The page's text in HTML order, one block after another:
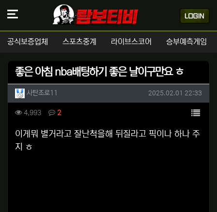
공식보증업체 스포츠중계 라이브스코어 승부예측게임
좋은 아침 nba배팅하기 좋은 날이구만요 ㅎ
작성자 정보
사탄조로11 작성일
2025.02.01 22:33
컨텐츠 정보
4,993조회 2댓글 목록
본문
이게뭐 별거라고 잘난척을해 뒤질라고 픽이나 하나 주
지 ㅎ